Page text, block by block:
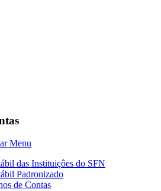
Menu
das Instituiçôes do SFN
Padronizado
de Contas